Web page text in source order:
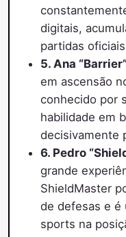
digitais,
partidas
5. Ana
em ascensão
conhecido por
habilidade em
decisivamente
6. Pedro
grande
ShieldMaster
de defesas e é
sports na